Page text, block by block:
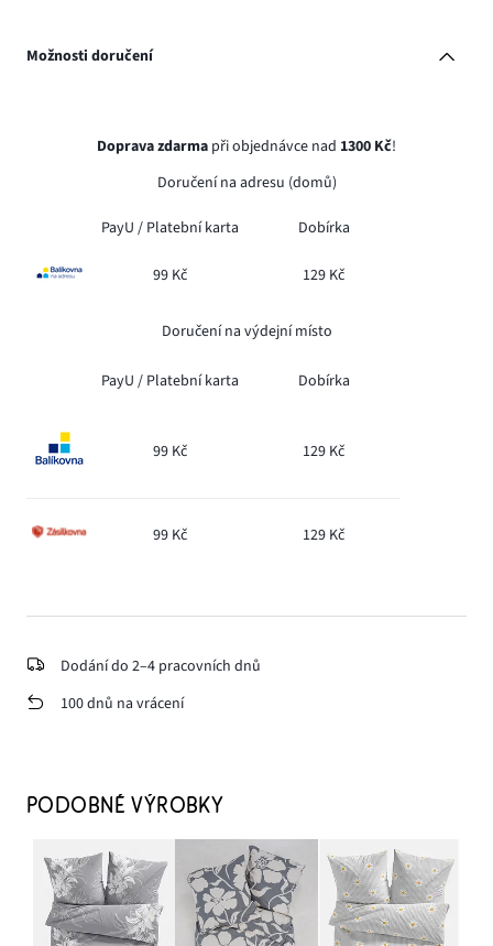
Možnosti doručení
Doprava zdarma při objednávce nad 1300 Kč!
Doručení na adresu (domů)
PayU / Platební karta Dobírka
99 Kč 129 Kč
Doručení na výdejní místo
PayU / Platební karta Dobírka
99 Kč 129 Kč
99 Kč 129 Kč
Dodání do 2–4 pracovních dnů
100 dnů na vrácení
PODOBNÉ VÝROBKY